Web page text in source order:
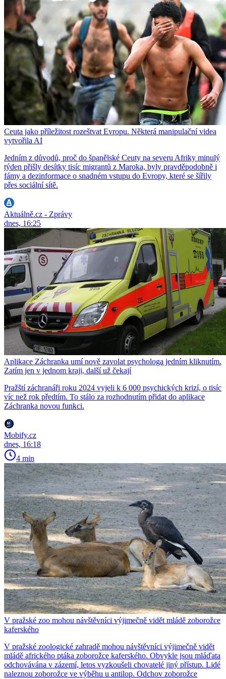
Ceuta jako příležitost rozeštvat Evropu. Některá manipulační videa
vytvořila AI
Jedním z důvodů, proč do španělské Ceuty na severu Afriky minulý
týden přišly desítky tisíc migrantů z Maroka, byly pravděpodobně i
fámy a dezinformace o snadném vstupu do Evropy, které se šířily
přes sociální sítě.
Aktuálně.cz - Zprávy
dnes, 16:25
Aplikace Záchranka umí nově zavolat psychologa jedním kliknutím.
Zatím jen v jednom kraji, další už čekají
Pražští záchranáři roku 2024 vyjeli k 6 000 psychických krizí, o tisíc
víc než rok předtím. To stálo za rozhodnutím přidat do aplikace
Záchranka novou funkci.
Mobify.cz
dnes, 16:18
4 min
V pražské zoo mohou návštěvníci výjimečně vidět mládě zoborožce
kaferského
V pražské zoologické zahradě mohou návštěvníci výjimečně vidět
mládě afrického ptáka zoborožce kaferského. Obvykle jsou mláďata
odchovávána v zázemí, letos vyzkoušeli chovatelé jiný přístup. Lidé
naleznou zoborožce ve výběhu u antilop. Odchov zoborožce